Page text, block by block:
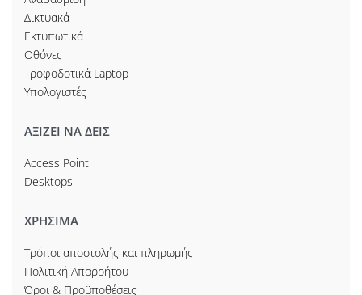
Δικτυακά
Εκτυπωτικά
Οθόνες
Τροφοδοτικά Laptop
Υπολογιστές
ΑΞΙΖΕΙ ΝΑ ΔΕΙΣ
Access Point
Desktops
ΧΡΗΣΙΜΑ
Τρόποι αποστολής και πληρωμής
Πολιτική Απορρήτου
Όροι & Προϋποθέσεις